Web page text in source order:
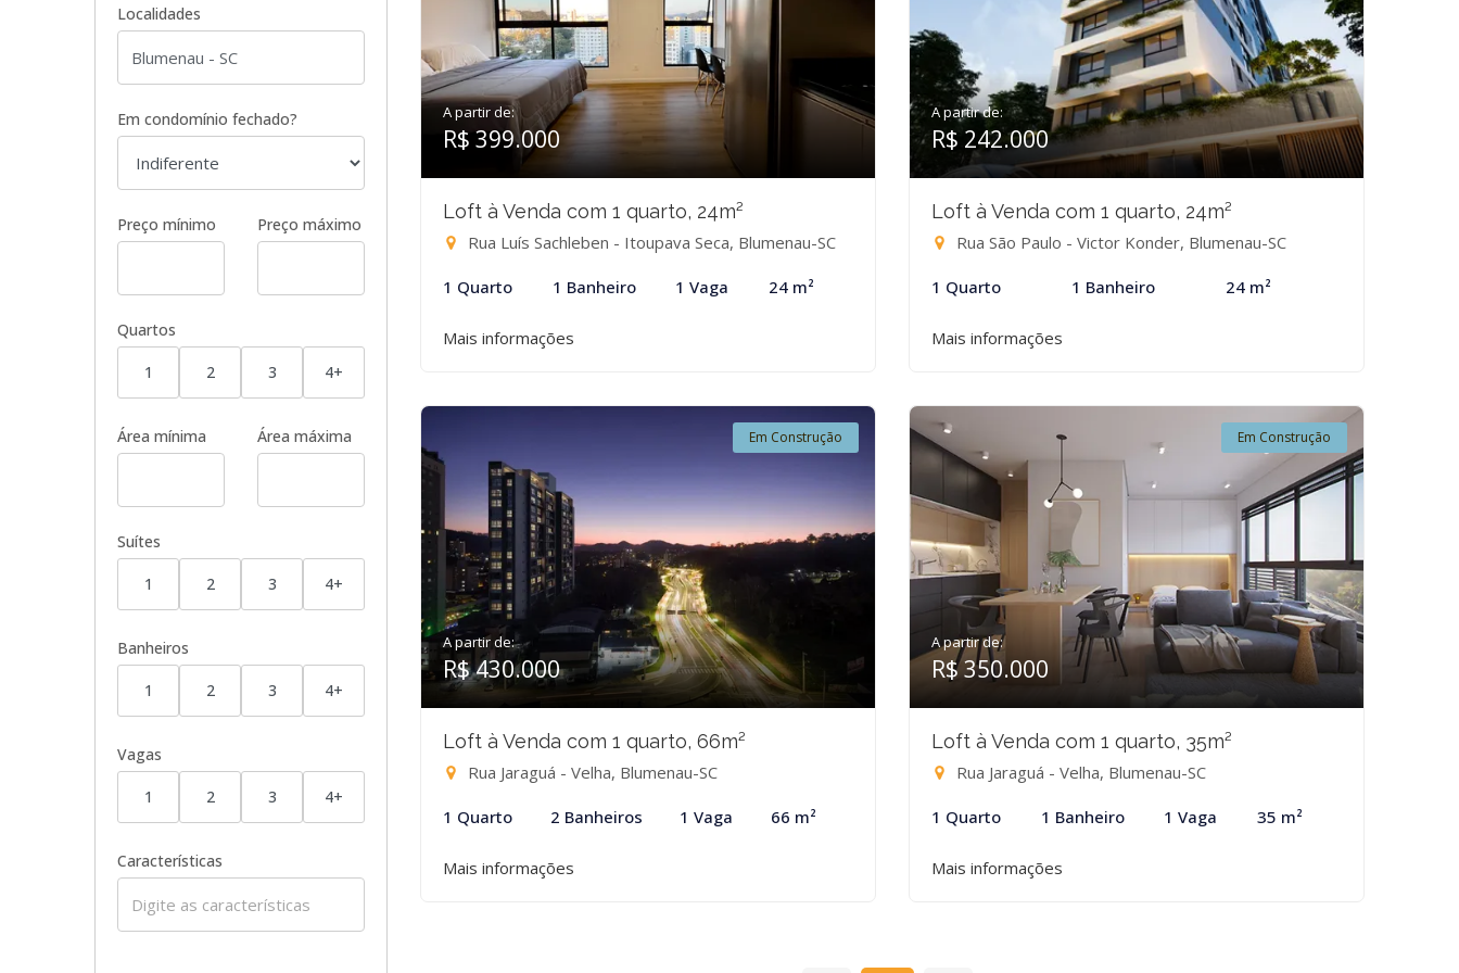
Localidades
Em condomínio fechado?
Preço mínimo Preço máximo
Quartos
1 2 3 4+
Área mínima Área máxima
Suítes
1 2 3 4+
Banheiros
1 2 3 4+
Vagas
1 2 3 4+
Características
A partir de:
R$ 399.000
Loft à Venda com 1 quarto, 24m²
Rua Luís Sachleben - Itoupava Seca, Blumenau-SC
1 Quarto 1 Banheiro 1 Vaga 24 m²
Mais informações
A partir de:
R$ 242.000
Loft à Venda com 1 quarto, 24m²
Rua São Paulo - Victor Konder, Blumenau-SC
1 Quarto 1 Banheiro 24 m²
Mais informações
Em Construção
A partir de:
R$ 430.000
Loft à Venda com 1 quarto, 66m²
Rua Jaraguá - Velha, Blumenau-SC
1 Quarto 2 Banheiros 1 Vaga 66 m²
Mais informações
Em Construção
A partir de:
R$ 350.000
Loft à Venda com 1 quarto, 35m²
Rua Jaraguá - Velha, Blumenau-SC
1 Quarto 1 Banheiro 1 Vaga 35 m²
Mais informações